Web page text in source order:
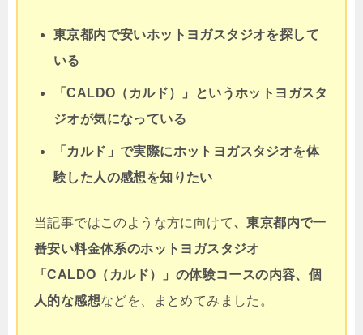
東京都内で安いホットヨガスタジオを探して
いる
「CALDO（カルド）」というホットヨガスタ
ジオが気になっている
「カルド」で実際にホットヨガスタジオを体
験した人の感想を知りたい
当記事ではこのような方に向けて、東京都内で一
番安い料金体系のホットヨガスタジオ
「CALDO（カルド）」の体験コースの内容、個
人的な感想などを、まとめてみました。